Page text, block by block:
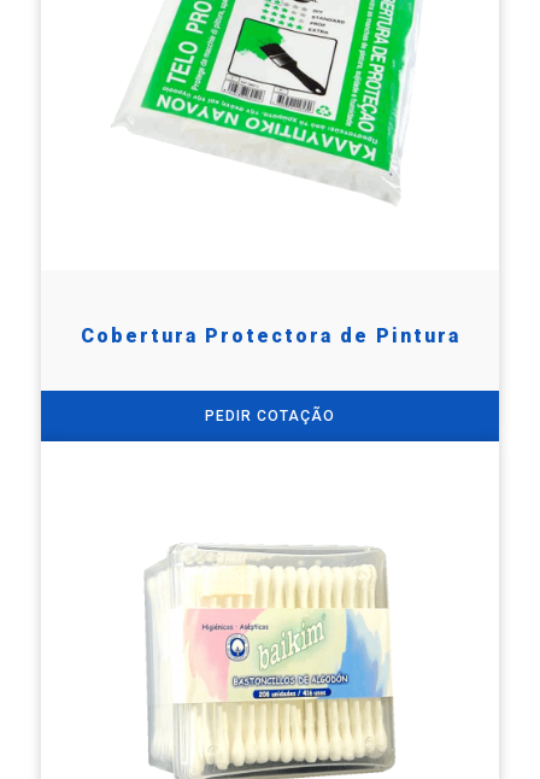
Cobertura Protectora de Pintura
PEDIR COTAÇÃO